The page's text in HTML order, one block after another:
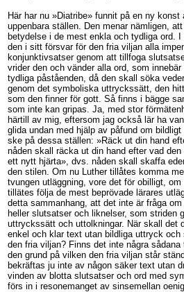
Här har nu »Diatribe» funnit på en ny
uppenbara ställen. Den menar nämligen,
betydelse i de mest enkla och tydliga ord.
den i sitt försvar för den fria viljan alla
konjunktivsatser genom att tillfoga
vrider den och vänder alla ord, som
tydliga påståenden, då den skall söka
genom det symboliska uttryckssätt, den
som den finner för gott. Så finns i bägge
som inte kan gripas. Ja, med stor
härtill av mig, eftersom jag också lär ha
glida undan med hjälp av påfund om
ske på dessa ställen: »Räck ut din hand
nåden skall räcka ut din hand efter vad
ett nytt hjärta», dvs. nåden skall skaffa
den stilen. Om nu Luther tillåtes komma
tvungen utläggning, vore det för obilligt,
tillätes följa de mest beprövade lärares
detta sammanhang, att det inte är fråga
heller slutsatser och liknelser, som striden
uttryckssätt och uttolkningar. När skall det
enkel och klar text utan bildliga uttryck
den fria viljan? Finns det inte några sådana
den grund på vilken den fria viljan står
bekräftas ju inte av någon säker text utan
vinden av blotta slutsatser och ord med
förs in i resonemanget av sinsemellan